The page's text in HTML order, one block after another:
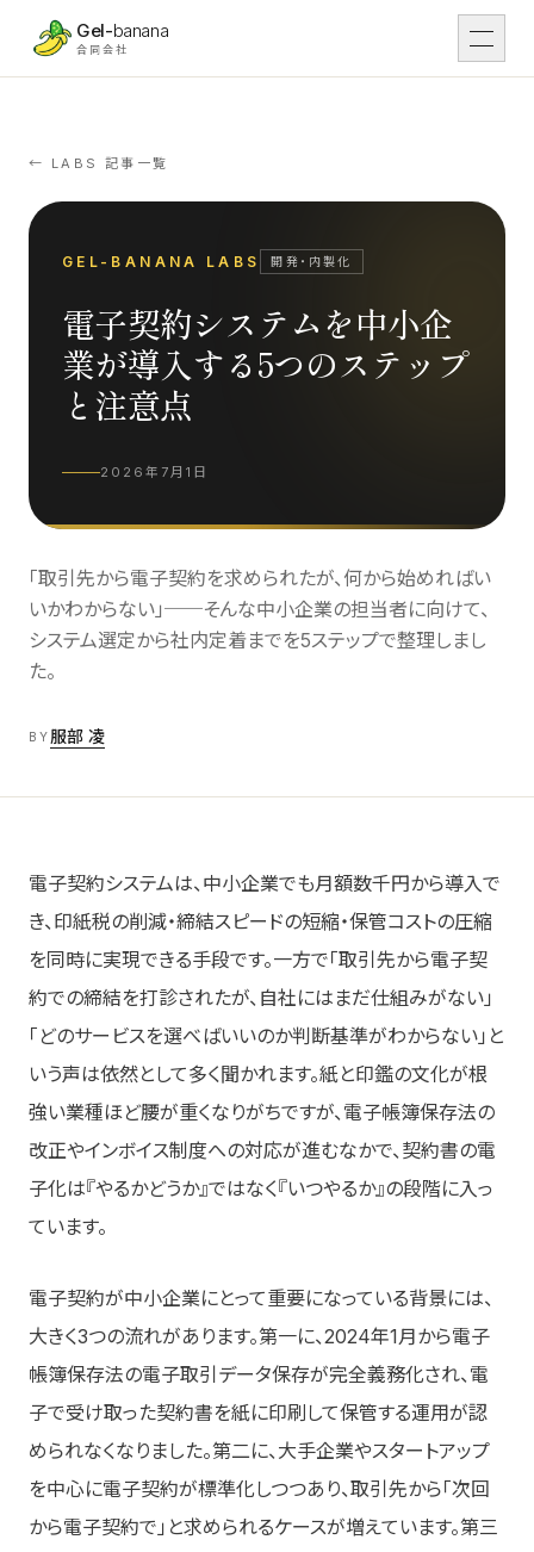
本文へスキップ
Gel-banana
合同会社
01 DX
02
IT IT開発
Tsunaga Room
Rental
06Labs AI/DX解説
07About 会社情報
← LABS 記事一覧
GEL-BANANA LABS 開発・内製化
電子契約システムを中小企
業が導入する5つのステップ
と注意点
2026年7月1日
「取引先から電子契約を求められたが、何から始めればい
いかわからない」──そんな中小企業の担当者に向けて、
システム選定から社内定着までを5ステップで整理しまし
た。
BY 服部 凌
電子契約システムは、中小企業でも月額数千円から導入で
き、印紙税の削減・締結スピードの短縮・保管コストの圧縮
を同時に実現できる手段です。一方で「取引先から電子契
約での締結を打診されたが、自社にはまだ仕組みがない」
「どのサービスを選べばいいのか判断基準がわからない」と
いう声は依然として多く聞かれます。紙と印鑑の文化が根
強い業種ほど腰が重くなりがちですが、電子帳簿保存法の
改正やインボイス制度への対応が進むなかで、契約書の電
子化は『やるかどうか』ではなく『いつやるか』の段階に入っ
ています。
電子契約が中小企業にとって重要になっている背景には、
大きく3つの流れがあります。第一に、2024年1月から電子
帳簿保存法の電子取引データ保存が完全義務化され、電
子で受け取った契約書を紙に印刷して保管する運用が認
められなくなりました。第二に、大手企業やスタートアップ
を中心に電子契約が標準化しつつあり、取引先から「次回
から電子契約で」と求められるケースが増えています。第三